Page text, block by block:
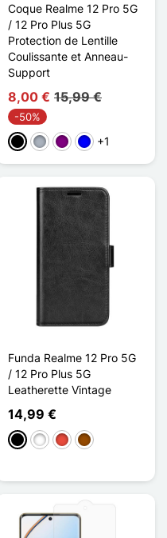
Coque Realme 12 Pro 5G
/ 12 Pro Plus 5G
Protection de Lentille
Coulissante et Anneau-
Support
8,00 € 15,99 €
-50%
NegroGris Púrpura
Azul+1
Funda Realme 12 Pro 5G
/ 12 Pro Plus 5G
Leatherette Vintage
14,99 €
NegroBlancoRojoMarrón